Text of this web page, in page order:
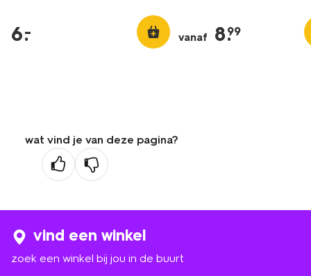
6.
– vanaf 8.
99
wat vind je van deze pagina?
vind een winkel
zoek een winkel bij jou in de buurt